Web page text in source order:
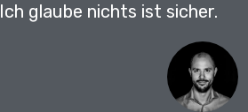
Ich glaube nichts ist sicher.